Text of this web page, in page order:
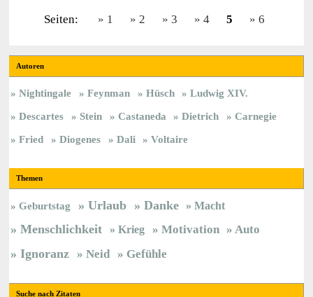
Seiten: 1 2 3 4 5 6
Autoren
Nightingale Feynman Hüsch
Ludwig XIV.
Descartes
Stein Castaneda Dietrich
Carnegie
Fried
Diogenes Dali Voltaire
Themen
Geburtstag Urlaub Danke Macht
Menschlichkeit Krieg Motivation Auto
Ignoranz Neid Gefühle
Suche nach Zitaten